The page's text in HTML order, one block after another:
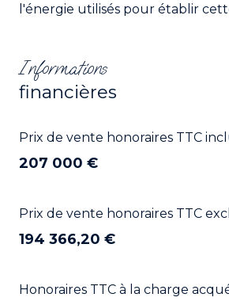
l'énergie utilisés pour établir
Informations
financières
Prix de vente honoraires TTC
207 000 €
Prix de vente honoraires TTC
194 366,20 €
Honoraires TTC à la charge